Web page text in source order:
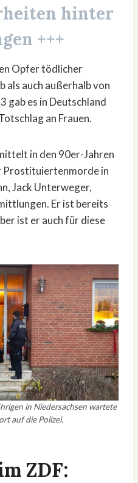
hinter
+++
Opfer tödlicher
als auch außerhalb von
gab es in Deutschland
an Frauen.
in den 90er-Jahren
Prostituiertenmorde in
Jack Unterweger,
Er ist bereits
ist er auch für diese
in Niedersachsen wartete
auf die Polizei.
ZDF: